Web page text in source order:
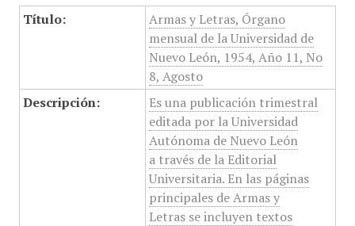
Título:
Armas y Letras, Órgano
mensual de la Universidad de
Nuevo León, 1954, Año 11, No
8, Agosto
Descripción:
Es una publicación trimestral
editada por la Universidad
Autónoma de Nuevo León
a través de la Editorial
Universitaria. En las páginas
principales de Armas y
Letras se incluyen textos